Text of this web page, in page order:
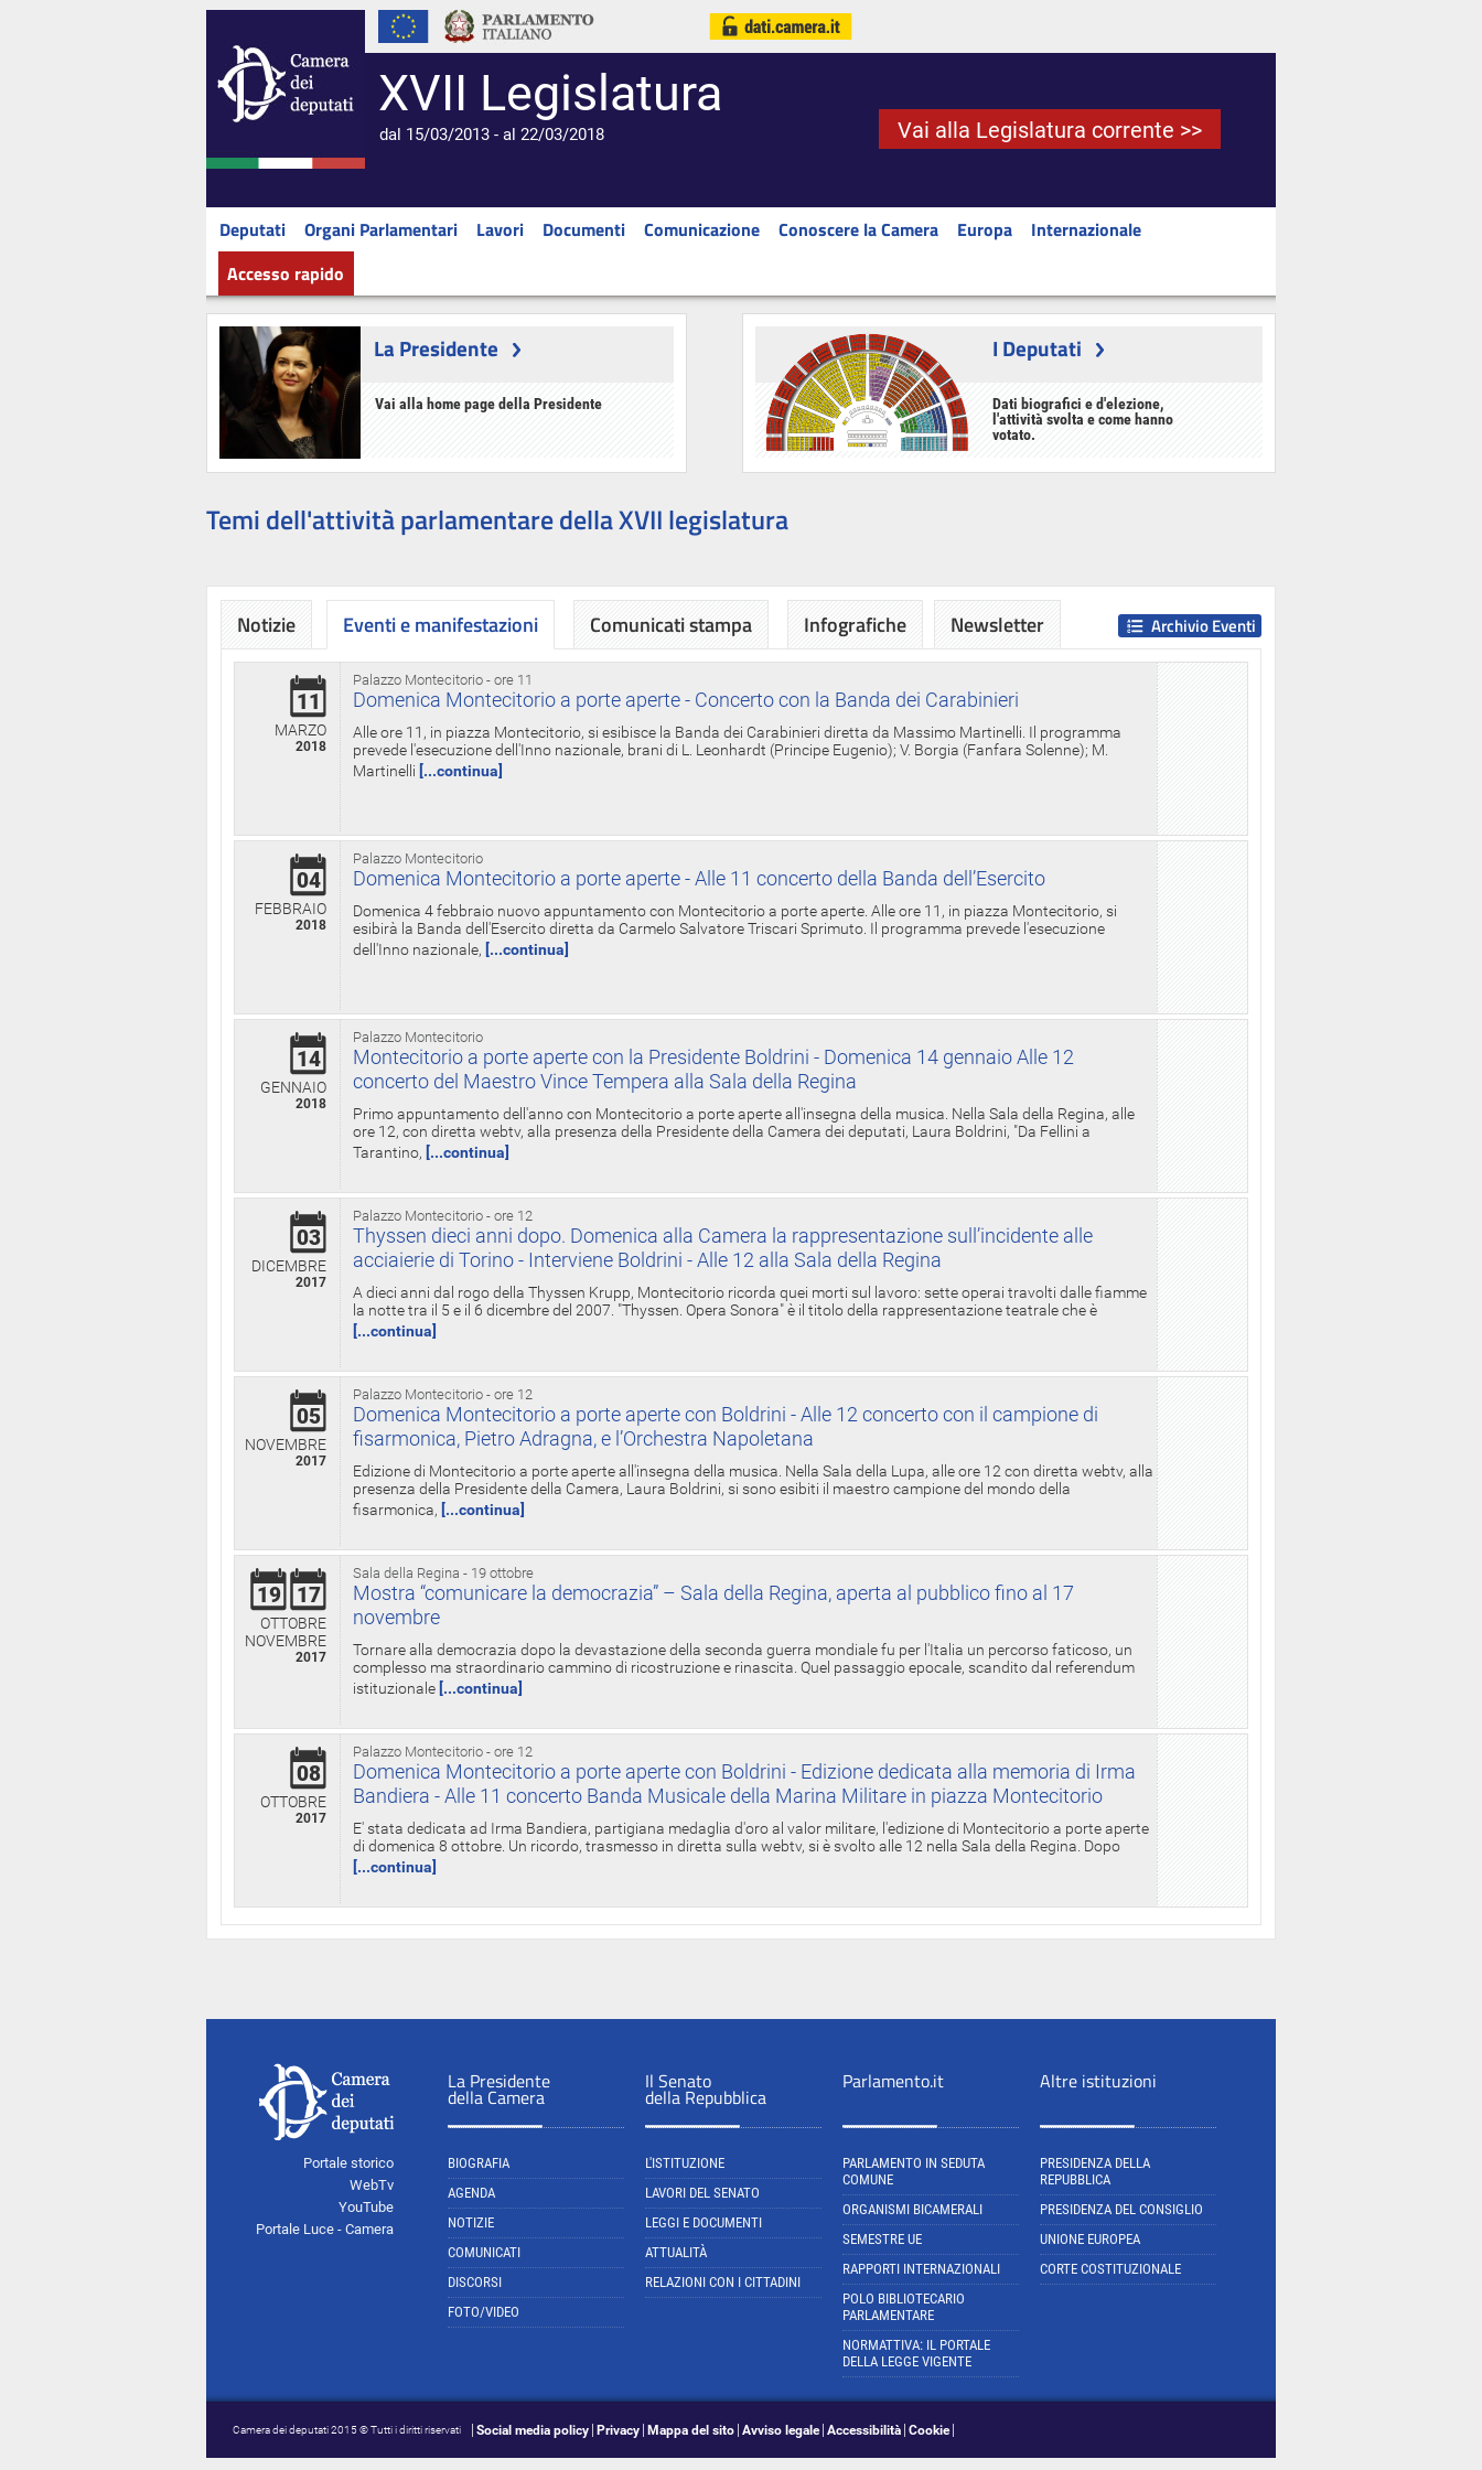
XVII Legislatura
dal 15/03/2013 - al 22/03/2018 Vai alla Legislatura corrente >>
Deputati Organi Parlamentari Lavori Documenti Comunicazione Conoscere la Camera Europa
Internazionale
Accesso rapido
La Presidente
Vai alla home page della Presidente
I Deputati
Dati biografici e d'elezione,
l'attività svolta e come hanno
votato.
Temi dell'attività parlamentare della XVII legislatura
Notizie Eventi e manifestazioni
Palazzo Montecitorio - ore 11
11
MARZO
2018
Domenica Montecitorio a porte aperte - Concerto con la Banda dei Carabinieri
Alle ore 11, in piazza Montecitorio, si esibisce la Banda dei Carabinieri diretta da Massimo Martinelli. Il programma
prevede l'esecuzione dell'Inno nazionale, brani di L. Leonhardt (Principe Eugenio); V. Borgia (Fanfara Solenne); M.
Martinelli [...continua]
Palazzo Montecitorio
04
FEBBRAIO
2018
Domenica Montecitorio a porte aperte - Alle 11 concerto della Banda dell’Esercito
Domenica 4 febbraio nuovo appuntamento con Montecitorio a porte aperte. Alle ore 11, in piazza Montecitorio, si
esibirà la Banda dell'Esercito diretta da Carmelo Salvatore Triscari Sprimuto. Il programma prevede l'esecuzione
dell'Inno nazionale, [...continua]
Palazzo Montecitorio
14
GENNAIO
2018
Montecitorio a porte aperte con la Presidente Boldrini - Domenica 14 gennaio Alle 12
concerto del Maestro Vince Tempera alla Sala della Regina
Primo appuntamento dell'anno con Montecitorio a porte aperte all'insegna della musica. Nella Sala della Regina, alle
ore 12, con diretta webtv, alla presenza della Presidente della Camera dei deputati, Laura Boldrini, "Da Fellini a
Tarantino, [...continua]
Palazzo Montecitorio - ore 12
03
DICEMBRE
2017
Thyssen dieci anni dopo. Domenica alla Camera la rappresentazione sull’incidente alle
acciaierie di Torino - Interviene Boldrini - Alle 12 alla Sala della Regina
A dieci anni dal rogo della Thyssen Krupp, Montecitorio ricorda quei morti sul lavoro: sette operai travolti dalle fiamme
la notte tra il 5 e il 6 dicembre del 2007. "Thyssen. Opera Sonora" è il titolo della rappresentazione teatrale che è
[...continua]
Palazzo Montecitorio - ore 12
05
NOVEMBRE
2017
Domenica Montecitorio a porte aperte con Boldrini - Alle 12 concerto con il campione di
fisarmonica, Pietro Adragna, e l’Orchestra Napoletana
Edizione di Montecitorio a porte aperte all'insegna della musica. Nella Sala della Lupa, alle ore 12 con diretta webtv, alla
presenza della Presidente della Camera, Laura Boldrini, si sono esibiti il maestro campione del mondo della
fisarmonica, [...continua]
Sala della Regina - 19 ottobre
19 17
OTTOBRE
NOVEMBRE
2017
Mostra “comunicare la democrazia” – Sala della Regina, aperta al pubblico fino al 17
novembre
Tornare alla democrazia dopo la devastazione della seconda guerra mondiale fu per l'Italia un percorso faticoso, un
complesso ma straordinario cammino di ricostruzione e rinascita. Quel passaggio epocale, scandito dal referendum
istituzionale [...continua]
Palazzo Montecitorio - ore 12
08
OTTOBRE
2017
Domenica Montecitorio a porte aperte con Boldrini - Edizione dedicata alla memoria di Irma
Bandiera - Alle 11 concerto Banda Musicale della Marina Militare in piazza Montecitorio
E' stata dedicata ad Irma Bandiera, partigiana medaglia d'oro al valor militare, l'edizione di Montecitorio a porte aperte
di domenica 8 ottobre. Un ricordo, trasmesso in diretta sulla webtv, si è svolto alle 12 nella Sala della Regina. Dopo
[...continua]
Archivio Eventi
Comunicati stampa Infografiche Newsletter
Portale storico
WebTv
YouTube
Portale Luce - Camera
La Presidente
della Camera
BIOGRAFIA
AGENDA
NOTIZIE
COMUNICATI
DISCORSI
FOTO/VIDEO
Il Senato
della Repubblica
L'ISTITUZIONE
LAVORI DEL SENATO
LEGGI E DOCUMENTI
ATTUALITÀ
RELAZIONI CON I CITTADINI
Parlamento.it
PARLAMENTO IN SEDUTA
COMUNE
ORGANISMI BICAMERALI
SEMESTRE UE
RAPPORTI INTERNAZIONALI
POLO BIBLIOTECARIO
PARLAMENTARE
NORMATTIVA: IL PORTALE
DELLA LEGGE VIGENTE
Altre istituzioni
PRESIDENZA DELLA
REPUBBLICA
PRESIDENZA DEL CONSIGLIO
UNIONE EUROPEA
CORTE COSTITUZIONALE
Camera dei deputati 2015 © Tutti i diritti riservati Social media policy Privacy Mappa del sito Avviso legale Accessibilità Cookie